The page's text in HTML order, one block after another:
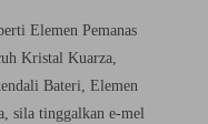
Elemen Pemanas
Kristal Kuarza,
Bateri, Elemen
sila tinggalkan e-mel